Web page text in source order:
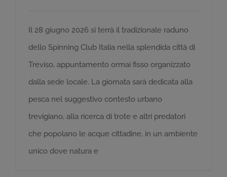
Il 28 giugno 2026 si terrà il tradizionale raduno
dello Spinning Club Italia nella splendida città di
Treviso, appuntamento ormai fisso organizzato
dalla sede locale. La giornata sarà dedicata alla
pesca nel suggestivo contesto urbano
trevigiano, alla ricerca di trote e altri predatori
che popolano le acque cittadine, in un ambiente
unico dove natura e